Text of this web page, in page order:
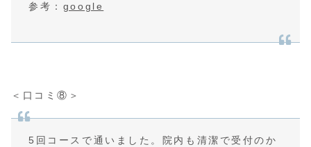
参考： google
＜口コミ⑧＞
5回コースで通いました。院内も清潔で受付のか